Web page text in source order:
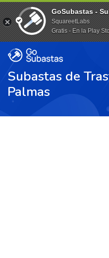
Subastas de
Palmas
GoSubastas -
SquareetLabs
Gratis - En la Play